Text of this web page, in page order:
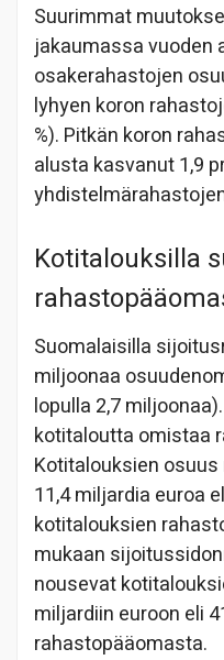
Suurimmat
jakaumassa vuoden
osakerahastojen
lyhyen koron
%). Pitkän koron
alusta kasvanut 1,9
Kotitalouksilla
Suomalaisilla
miljoonaa
lopulla 2,7
kotitaloutta omistaa
Kotitalouksien
11,4 miljardia euroa
kotitalouksien
mukaan
nousevat
miljardiin euroon eli
rahastopääomasta.